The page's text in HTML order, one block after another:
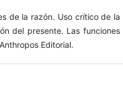
de la razón. Uso crítico de la
del presente. Las funciones
Editorial.